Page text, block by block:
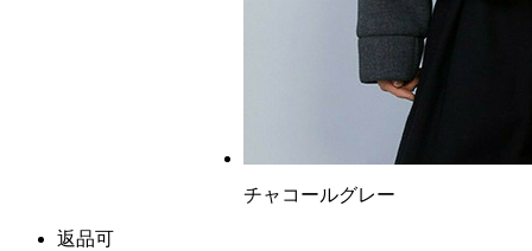
チャコールグレー
返品可